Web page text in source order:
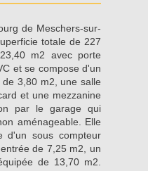
de Meschers-sur-
totale de 227
m2 avec porte
et se compose d'un
3,80 m2, une salle
et une mezzanine
par le garage qui
aménageable. Elle
d'un sous compteur
de 7,25 m2, un
de 13,70 m2.